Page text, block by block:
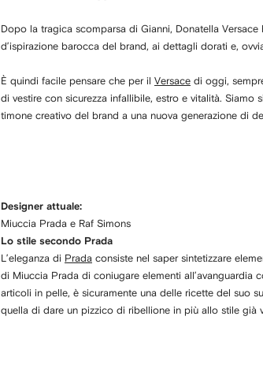
Dopo la tragica scomparsa di Gianni, Donatella
d’ispirazione barocca del brand, ai dettagli dorati e,
È quindi facile pensare che per il Versace di oggi,
di vestire con sicurezza infallibile, estro e vitalità. Siamo
timone creativo del brand a una nuova generazione di
Designer attuale:
Miuccia Prada e Raf Simons
Lo stile secondo Prada
L’eleganza di Prada consiste nel saper sintetizzare
di Miuccia Prada di coniugare elementi all’avanguardia
articoli in pelle, è sicuramente una delle ricette del suo
quella di dare un pizzico di ribellione in più allo stile già